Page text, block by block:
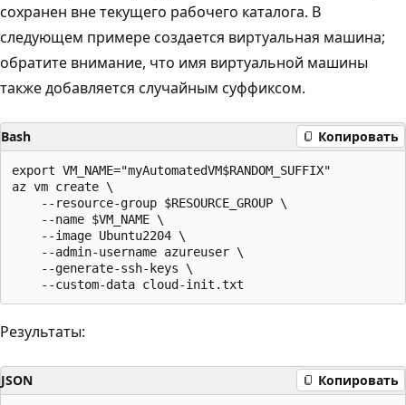
сохранен вне текущего рабочего каталога. В
следующем примере создается виртуальная машина;
обратите внимание, что имя виртуальной машины
также добавляется случайным суффиксом.
Bash Копировать
export VM_NAME="myAutomatedVM$RANDOM_SUFFIX"
az vm create \
    --resource-group $RESOURCE_GROUP \
    --name $VM_NAME \
    --image Ubuntu2204 \
    --admin-username azureuser \
    --generate-ssh-keys \
Результаты:
JSON Копировать